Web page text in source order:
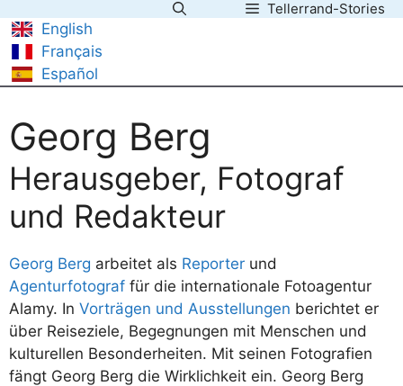
Inhalt
springen
Tellerrand-Stories
English
Français
Español
Georg Berg
Herausgeber, Fotograf
und Redakteur
Georg Berg arbeitet als Reporter und
Agenturfotograf für die internationale Fotoagentur
Alamy. In Vorträgen und Ausstellungen berichtet er
über Reiseziele, Begegnungen mit Menschen und
kulturellen Besonderheiten. Mit seinen Fotografien
fängt Georg Berg die Wirklichkeit ein. Georg Berg